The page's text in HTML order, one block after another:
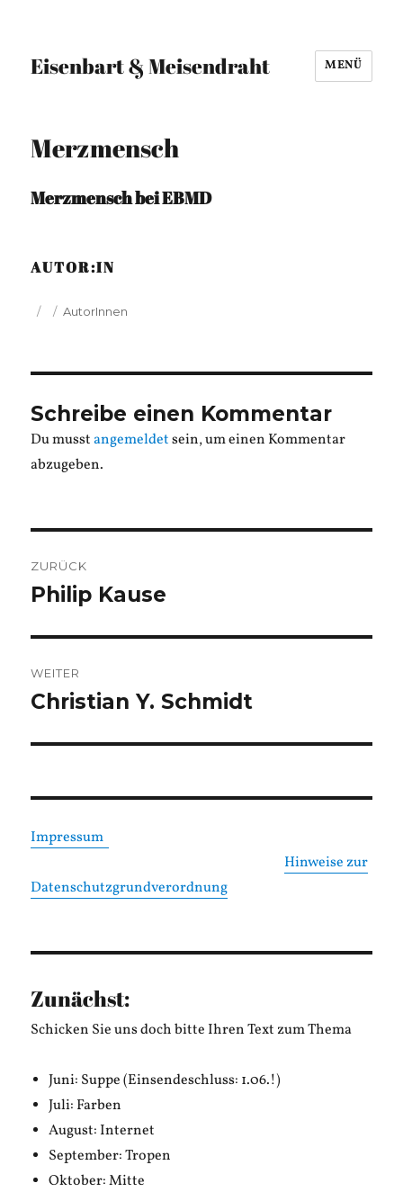
Eisenbart & Meisendraht MENÜ
Merzmensch
Merzmensch bei EBMD
AUTOR:IN
Veröffentlicht
Kategorien
AutorInnen
Schreibe einen Kommentar
Du musstangemeldetsein, um einen Kommentar
abzugeben.
ZURÜCK
Vorheriger
Philip Kause
WEITER
Nächster
Christian Y. Schmidt
Impressum
Hinweise zur
Datenschutzgrundverordnung
Zunächst:
Schicken Sie uns doch bitte Ihren Text zum Thema
Juni: Suppe (Einsendeschluss: 1.06.!)
Juli: Farben
August: Internet
September: Tropen
Oktober: Mitte